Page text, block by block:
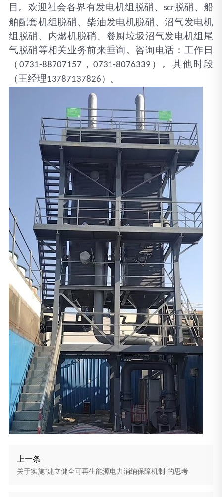
目。欢迎社会各界有发电机组脱硝、scr脱硝、船
舶配套机组脱硝、柴油发电机脱硝、沼气发电机
组脱硝、内燃机脱硝、餐厨垃圾沼气发电机组尾
气脱硝等相关业务前来垂询。咨询电话：工作日
（ 0731-88707157 ， 0731-8076339 ）。其他时段
（王经理 13787137826 ）。
上一条
关于实施“建立健全可再生能源电力消纳保障机制”的思考